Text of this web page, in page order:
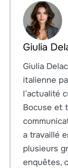
Giulia
Giulia
italienne
l’actualité
Bocuse et
a travaillé
plusieurs
enquêtes,